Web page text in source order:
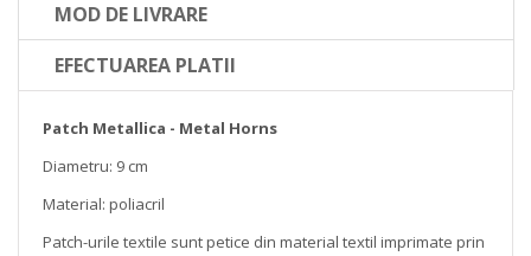
MOD DE LIVRARE
EFECTUAREA PLATII
Patch Metallica - Metal Horns
Diametru: 9 cm
Material: poliacril
Patch-urile textile sunt petice din material textil imprimate prin